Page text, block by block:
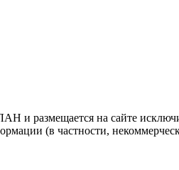
и размещается на сайте
(в частности,